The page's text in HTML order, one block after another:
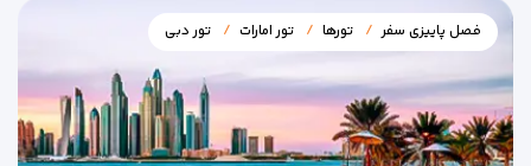
فصل پاییزی سفر تورها تور امارات تور دبی